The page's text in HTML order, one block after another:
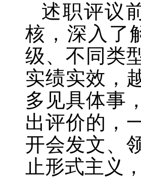
述职评议
核，深入了
级、不同类
实绩实效，
多见具体事
出评价的，
开会发文、
止形式主义